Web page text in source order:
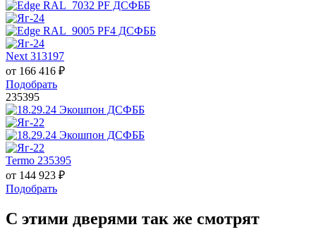
Next 313197
от 166 416 ₽
Подобрать
235395
Termo 235395
от 144 923 ₽
Подобрать
С этими дверями так же смотрят